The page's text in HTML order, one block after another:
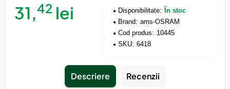
31,42 lei Disponibilitate:
În stoc
Brand: ams-OSRAM
Cod produs: 10445
SKU: 6418
Descriere Recenzii